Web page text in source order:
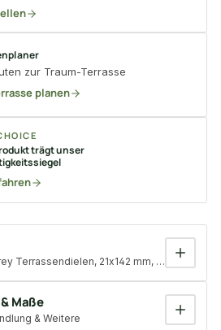
Terrassendielen, 21x142 mm, A1, KD,
Maße
& Weitere
zur Traum-Terrasse
planen
trägt unser